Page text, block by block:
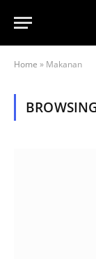
Home » Makanan